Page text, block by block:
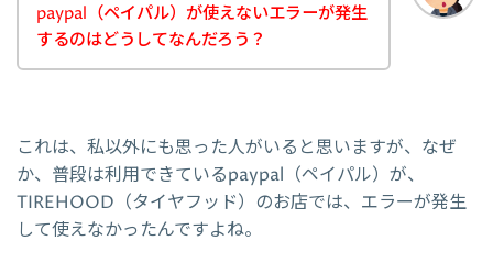
paypal（ペイパル）が使えないエラーが発生
するのはどうしてなんだろう？
これは、私以外にも思った人がいると思いますが、なぜ
か、普段は利用できているpaypal（ペイパル）が、
TIREHOOD（タイヤフッド）のお店では、エラーが発生
して使えなかったんですよね。